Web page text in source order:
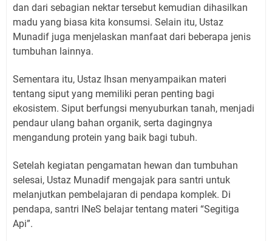
dan dari sebagian nektar tersebut kemudian dihasilkan
madu yang biasa kita konsumsi. Selain itu, Ustaz
Munadif juga menjelaskan manfaat dari beberapa jenis
tumbuhan lainnya.
Sementara itu, Ustaz Ihsan menyampaikan materi
tentang siput yang memiliki peran penting bagi
ekosistem. Siput berfungsi menyuburkan tanah, menjadi
pendaur ulang bahan organik, serta dagingnya
mengandung protein yang baik bagi tubuh.
Setelah kegiatan pengamatan hewan dan tumbuhan
selesai, Ustaz Munadif mengajak para santri untuk
melanjutkan pembelajaran di pendapa komplek. Di
pendapa, santri INeS belajar tentang materi “Segitiga
Api”.